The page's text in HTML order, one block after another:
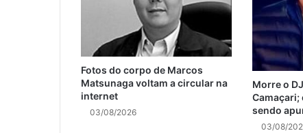
Fotos do corpo de Marcos
Matsunaga voltam a circular na
internet
03/08/2026
Morre o
Camaçari;
sendo
03/08/